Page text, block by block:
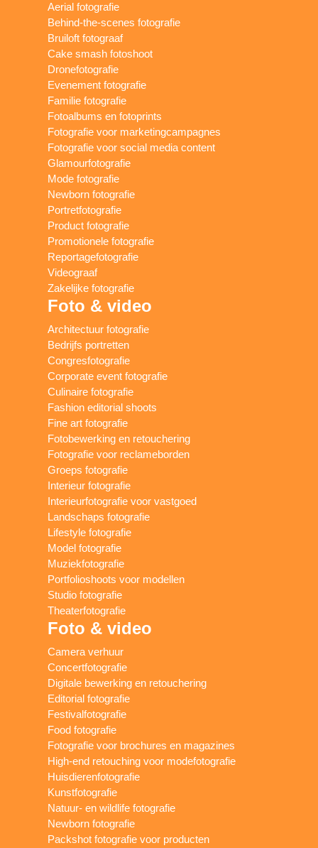
Aerial fotografie
Behind-the-scenes fotografie
Bruiloft fotograaf
Cake smash fotoshoot
Dronefotografie
Evenement fotografie
Familie fotografie
Fotoalbums en fotoprints
Fotografie voor marketingcampagnes
Fotografie voor social media content
Glamourfotografie
Mode fotografie
Newborn fotografie
Portretfotografie
Product fotografie
Promotionele fotografie
Reportagefotografie
Videograaf
Zakelijke fotografie
Foto & video
Architectuur fotografie
Bedrijfs portretten
Congresfotografie
Corporate event fotografie
Culinaire fotografie
Fashion editorial shoots
Fine art fotografie
Fotobewerking en retouchering
Fotografie voor reclameborden
Groeps fotografie
Interieur fotografie
Interieurfotografie voor vastgoed
Landschaps fotografie
Lifestyle fotografie
Model fotografie
Muziekfotografie
Portfolioshoots voor modellen
Studio fotografie
Theaterfotografie
Foto & video
Camera verhuur
Concertfotografie
Digitale bewerking en retouchering
Editorial fotografie
Festivalfotografie
Food fotografie
Fotografie voor brochures en magazines
High-end retouching voor modefotografie
Huisdierenfotografie
Kunstfotografie
Natuur- en wildlife fotografie
Newborn fotografie
Packshot fotografie voor producten